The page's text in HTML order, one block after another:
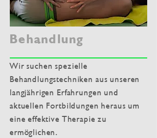
Behandlung
Wir suchen spezielle
Behandlungstechniken aus unseren
langjährigen Erfahrungen und
aktuellen Fortbildungen heraus um
eine effektive Therapie zu
ermöglichen.